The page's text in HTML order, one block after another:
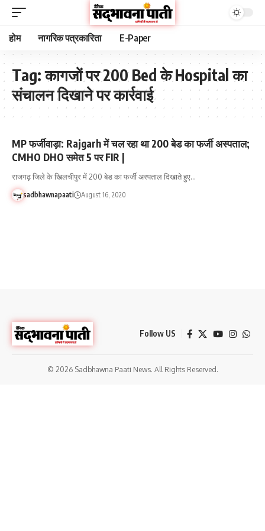
होम नागरिक पत्रकारिता E-Paper
Tag:कागजों पर 200 Bed के Hospital का
संचालन दिखाने पर कार्रवाई
MP फर्जीवाड़ा: Rajgarh में चल रहा था 200 बेड का फर्जी अस्पताल;
CMHO DHO समेत 5 पर FIR |
राजगढ़ जिले के खिलचीपुर में 200 बेड का फर्जी अस्पताल दिखाते हुए…
sadbhawnapaati August 16, 2020
Follow US
© 2026 Sadbhawna Paati News. All Rights Reserved.